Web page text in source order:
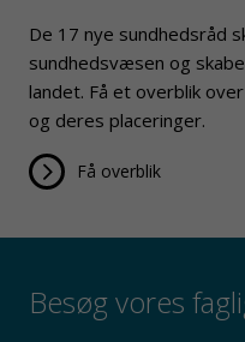
De 17 nye sundhedsråd
sundhedsvæsen og
landet. Få et overblik
og deres placeringer.
Få overblik
Besøg vores